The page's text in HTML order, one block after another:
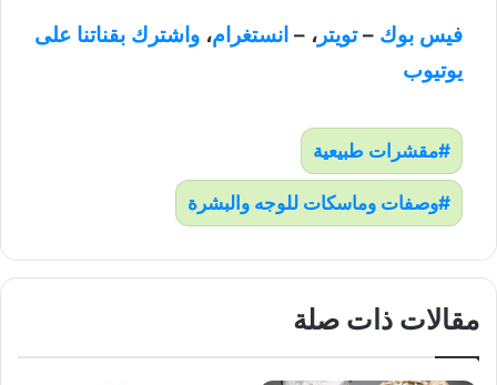
فيس بوك –تويتر ، – انستغرام، واشترك بقناتنا على
يوتيوب
مقشرات طبيعية
وصفات وماسكات للوجه والبشرة
مقالات ذات صلة